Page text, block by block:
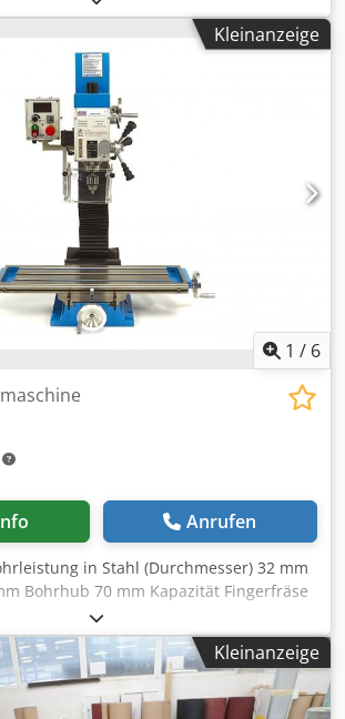
quer 565 mm
220 mm Tischaufspannfläche 840 x
400 V Csdpfx Aeupxt Esmyjrf
Arbeitstisch und Spindelnase max. 470
1,1 kW Maschinengewicht ca.
ca. 0,75 x 1,05 x 1,3 m Bohr- und
großem Tisch Digitalanzeige SINO 3-
Pinolenhub. 2 Drehzahlstufen.
Kopf schwenken links/Rechts 90°
B16. Bohrspannfutter 3 - 16 mm.
Untergestell otional ( 199 Euro)
mit diversen Werkzeugen
Kleinanzeige
1 / 6
Anrufen
in Stahl (Durchmesser) 32 mm
Bohrhub 70 mm Kapazität Fingerfräse
MK3 Spindeldrehzahlen 50 -
quer 220 mm
425 mm Tischaufspannfläche 700 x
zw. Arbeitstisch und Spindelnase
1,5 kW Codpfx
Kleinanzeige